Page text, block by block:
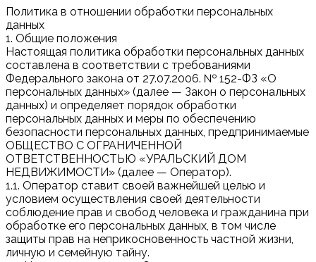
Политика в отношении обработки персональных
данных
1. Общие положения
Настоящая политика обработки персональных данных
составлена в соответствии с требованиями
Федерального закона от 27.07.2006. № 152-ФЗ «О
персональных данных» (далее — Закон о персональных
данных) и определяет порядок обработки
персональных данных и меры по обеспечению
безопасности персональных данных, предпринимаемые
ОБЩЕСТВО С ОГРАНИЧЕННОЙ
ОТВЕТСТВЕННОСТЬЮ «УРАЛЬСКИЙ ДОМ
НЕДВИЖИМОСТИ» (далее — Оператор).
1.1. Оператор ставит своей важнейшей целью и
условием осуществления своей деятельности
соблюдение прав и свобод человека и гражданина при
обработке его персональных данных, в том числе
защиты прав на неприкосновенность частной жизни,
личную и семейную тайну.